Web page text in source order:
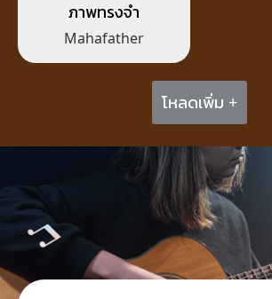
ภาพทรงจำ
Mahafather
โหลดเพิ่ม +